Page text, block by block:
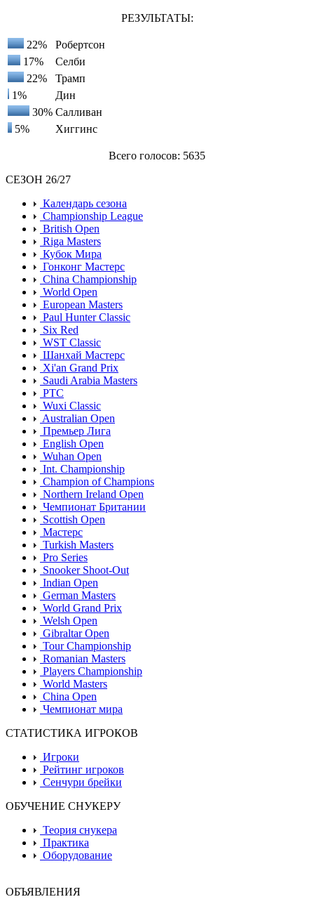
РЕЗУЛЬТАТЫ:
22%
Робертсон
17%
Селби
22%
Трамп
1%
Дин
30% Салливан
5%
Хиггинс
Всего голосов: 5635
СЕЗОН 26/27
Календарь сезона
Championship League
British Open
Riga Masters
Кубок Мира
Гонконг Мастерс
China Championship
World Open
European Masters
Paul Hunter Classic
Six Red
WST Classic
Шанхай Мастерс
Xi'an Grand Prix
Saudi Arabia Masters
PTC
Wuxi Classic
Australian Open
Премьер Лига
English Open
Wuhan Open
Int. Championship
Champion of Champions
Northern Ireland Open
Чемпионат Британии
Scottish Open
Мастерс
Turkish Masters
Pro Series
Snooker Shoot-Out
Indian Open
German Masters
World Grand Prix
Welsh Open
Gibraltar Open
Tour Championship
Romanian Masters
Players Championship
World Masters
China Open
Чемпионат мира
СТАТИСТИКА ИГРОКОВ
Игроки
Рейтинг игроков
Сенчури брейки
ОБУЧЕНИЕ СНУКЕРУ
Теория снукера
Практика
Оборудование
ОБЪЯВЛЕНИЯ